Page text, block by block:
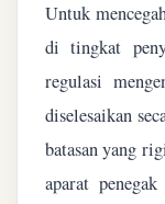
Untuk
di tingkat
regulasi
diselesaikan
batasan yang
aparat